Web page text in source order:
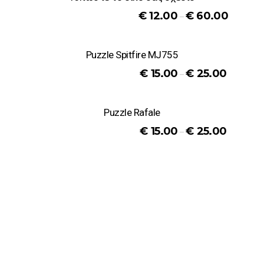
€ 12.00 –€ 60.00
Puzzle Spitfire MJ755
€ 15.00 –€ 25.00
Puzzle Rafale
€ 15.00 –€ 25.00